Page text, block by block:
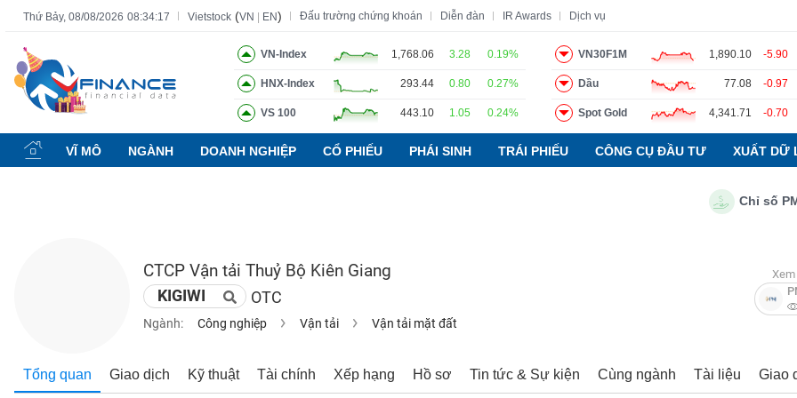
Thứ Bảy, 08/08/2026 08:34:18 Vietstock (VN EN) Đấu trường chứng khoán Diễn đàn IR Awards Dịch vụ
VN-Index 1,768.06 3.28 0.19%
HNX-Index 293.44 0.80 0.27%
VS 100 443.10 1.05 0.24%
VN30F1M 1,890.10 -5.90
Dầu 77.08 -0.97
Spot Gold 4,341.71 -0.70
VĨ MÔ NGÀNH DOANH NGHIỆP CỔ PHIẾU PHÁI SINH TRÁI PHIẾU CÔNG CỤ ĐẦU TƯ XUẤT DỮ
Chỉ số PMI
CTCP Vận tải Thuỷ Bộ Kiên Giang
KIGIWI OTC
Ngành: Công nghiệp Vận tải Vận tải mặt đất
Tổng quan Giao dịch Kỹ thuật Tài chính Xếp hạng Hồ sơ Tin tức & Sự kiện Cùng ngành Tài liệu Giao
Tất cả Tính năng Ngành Mã chứng khoán Lãnh đạo Báo cáo phân tích Thuật ngữ
Tính
năng
(-)
NGHIỆP